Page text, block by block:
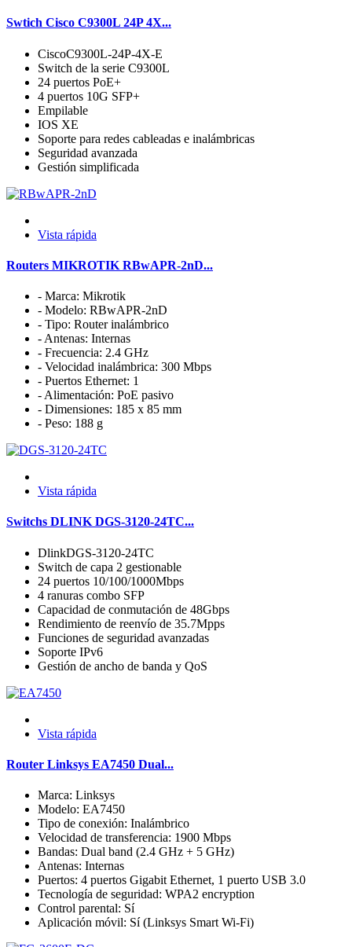
Swtich Cisco C9300L 24P 4X...
CiscoC9300L-24P-4X-E
Switch de la serie C9300L
24 puertos PoE+
4 puertos 10G SFP+
Empilable
IOS XE
Soporte para redes cableadas e inalámbricas
Seguridad avanzada
Gestión simplificada
Vista rápida
Routers MIKROTIK RBwAPR-2nD...
- Marca: Mikrotik
- Modelo: RBwAPR-2nD
- Tipo: Router inalámbrico
- Antenas: Internas
- Frecuencia: 2.4 GHz
- Velocidad inalámbrica: 300 Mbps
- Puertos Ethernet: 1
- Alimentación: PoE pasivo
- Dimensiones: 185 x 85 mm
- Peso: 188 g
Vista rápida
Switchs DLINK DGS-3120-24TC...
DlinkDGS-3120-24TC
Switch de capa 2 gestionable
24 puertos 10/100/1000Mbps
4 ranuras combo SFP
Capacidad de conmutación de 48Gbps
Rendimiento de reenvío de 35.7Mpps
Funciones de seguridad avanzadas
Soporte IPv6
Gestión de ancho de banda y QoS
Vista rápida
Router Linksys EA7450 Dual...
Marca: Linksys
Modelo: EA7450
Tipo de conexión: Inalámbrico
Velocidad de transferencia: 1900 Mbps
Bandas: Dual band (2.4 GHz + 5 GHz)
Antenas: Internas
Puertos: 4 puertos Gigabit Ethernet, 1 puerto USB 3.0
Tecnología de seguridad: WPA2 encryption
Control parental: Sí
Aplicación móvil: Sí (Linksys Smart Wi-Fi)